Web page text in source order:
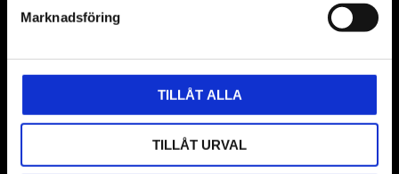
Marknadsföring
TILLÅT ALLA
TILLÅT URVAL